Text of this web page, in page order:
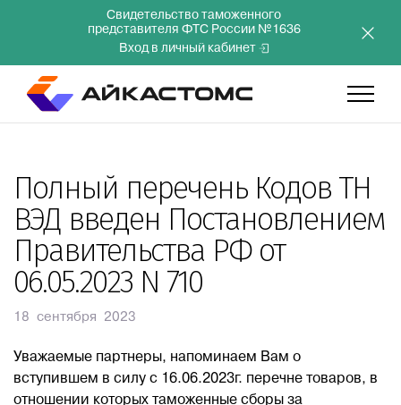
Свидетельство таможенного
представителя ФТС России №1636
Вход в личный кабинет
Услуги
Компания
Преимущества
Инвесторам
Полный перечень Кодов ТН
ВЭД введен Постановлением
Правительства РФ от
06.05.2023 N 710
18 сентября 2023
Уважаемые партнеры, напоминаем Вам о
вступившем в силу с 16.06.2023г. перечне товаров, в
отношении которых таможенные сборы за